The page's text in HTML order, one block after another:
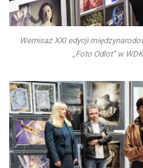
Wernisaż XXI edycji
„Foto Odlot” w